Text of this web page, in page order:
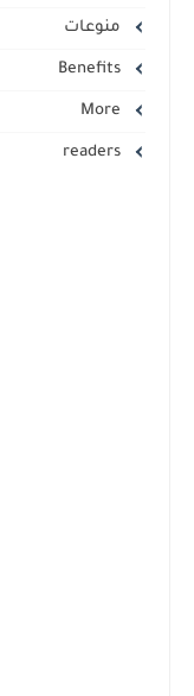
منوعات
Benefits
readers